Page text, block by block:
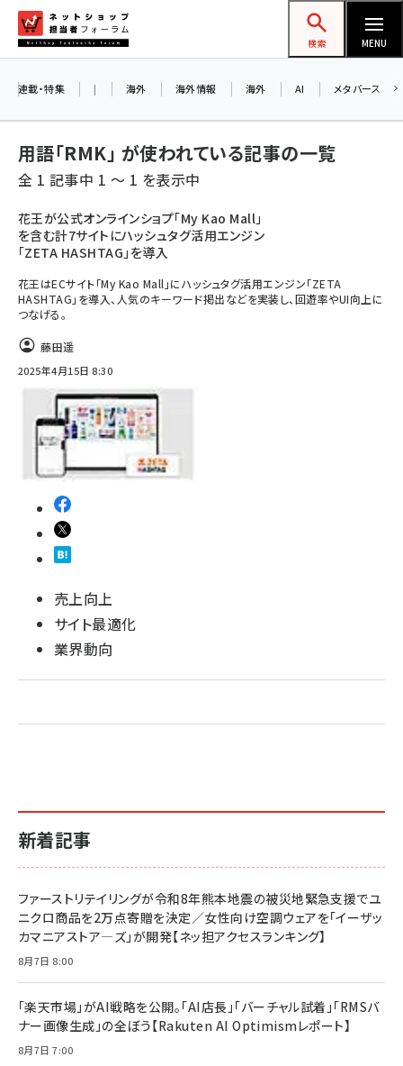
ン
ネットショップ担当者フォーラム
検索 MENU
yahoo (1906)
ecbeing (1210)
base (1081)
ビィ・フォアード (776)
revico (744)
連載・特集 | 海外 海外情報 海外 AI メタバース
用語「RMK」 が使われている記事の一覧
全 1 記事中 1 ～ 1 を表示中
花王が公式オンラインショプ「My Kao Mall」
を含む計7サイトにハッシュタグ活用エンジン
「ZETA HASHTAG」を導入
花王はECサイト「My Kao Mall」にハッシュタグ活用エンジン「ZETA
HASHTAG」を導入、人気のキーワード掲出などを実装し、回遊率やUI向上に
つなげる。
藤田遥
2025年4月15日 8:30
売上向上
サイト最適化
業界動向
新着記事
ファーストリテイリングが令和8年熊本地震の被災地緊急支援でユ
ニクロ商品を2万点寄贈を決定／女性向け空調ウェアを「イーザッ
カマニアストア―ズ」が開発【ネッ担アクセスランキング】
8月7日 8:00
「楽天市場」がAI戦略を公開。「AI店長」「バーチャル試着」「RMSバ
ナー画像生成」の全ぼう【Rakuten AI Optimismレポート】
8月7日 7:00